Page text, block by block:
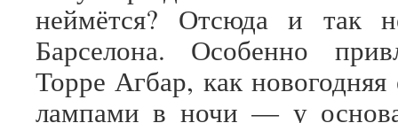
неймётся? Отсюда и так
Барселона. Особенно
Торре Агбар, как
лампами в ночи — у